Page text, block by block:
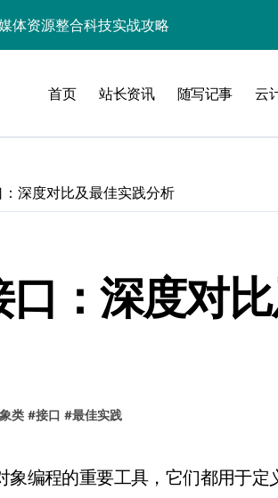
界融合与资源整合新范式
源高效运维
范式
的资讯新洞察
心策略
态跨界优化配置新探
首页 站长资讯 随写记事 云
深度对比及最佳实践分析
口：深度对
类 #接口 #最佳实践